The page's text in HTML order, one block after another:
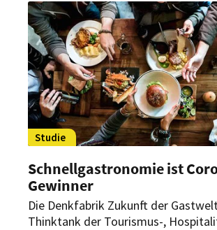
zeigt: Die Gen Z ist verunsichert,
Aufstieg durch Leistung und fühlt
Politik oft nicht gehört.
Studie
Schnellgastronomie ist
Gewinner
Die Denkfabrik Zukunft der
Thinktank der Tourismus-,